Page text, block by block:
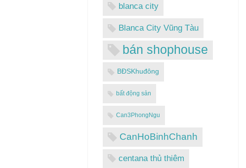
blanca city
Blanca City Vũng Tàu
bán shophouse
BĐSKhuđông
bất động sản
Can3PhongNgu
CanHoBinhChanh
centana thủ thiêm